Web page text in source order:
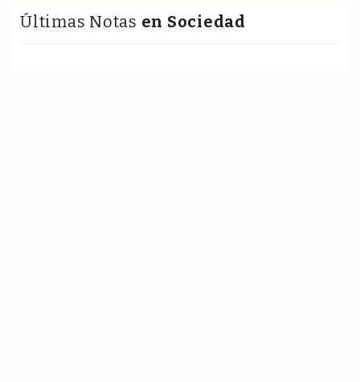
Últimas Notas en Sociedad